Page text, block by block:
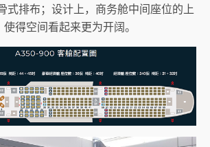
式排布；设计上，商务舱中间座位的上
得空间看起来更为开阔。